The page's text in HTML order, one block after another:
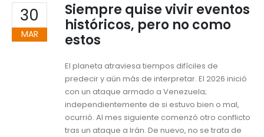
30
MAR
Siempre quise vivir eventos
históricos, pero no como
estos
El planeta atraviesa tiempos difíciles de
predecir y aún más de interpretar. El 2026 inició
con un ataque armado a Venezuela;
independientemente de si estuvo bien o mal,
ocurrió. Al mes siguiente comenzó otro conflicto
tras un ataque a Irán. De nuevo, no se trata de